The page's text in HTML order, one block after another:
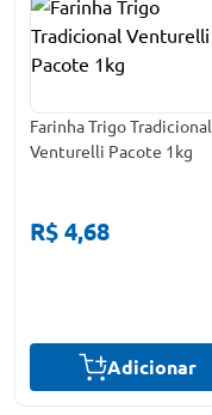
Farinha Trigo Tradicional
Venturelli Pacote 1kg
R$ 4,68
Adicionar